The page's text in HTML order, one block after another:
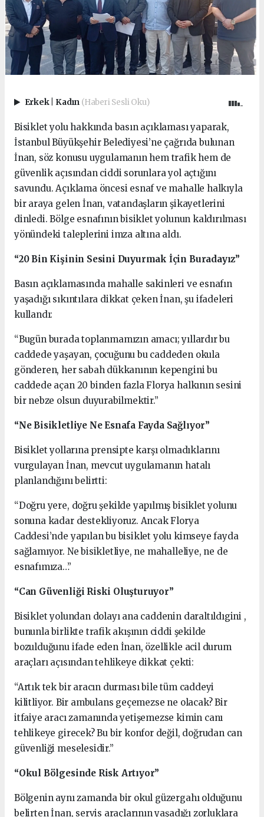
Erkek Kadın (Haberi Sesli Oku)
Bisiklet yolu hakkında basın açıklaması yaparak,
İstanbul Büyükşehir Belediyesi’ne çağrıda bulunan
İnan, söz konusu uygulamanın hem trafik hem de
güvenlik açısından ciddi sorunlara yol açtığını
savundu. Açıklama öncesi esnaf ve mahalle halkıyla
bir araya gelen İnan, vatandaşların şikayetlerini
dinledi. Bölge esnafının bisiklet yolunun kaldırılması
yönündeki taleplerini imza altına aldı.
“20 Bin Kişinin Sesini Duyurmak İçin Buradayız”
Basın açıklamasında mahalle sakinleri ve esnafın
yaşadığı sıkıntılara dikkat çeken İnan, şu ifadeleri
kullandı:
“Bugün burada toplanmamızın amacı; yıllardır bu
caddede yaşayan, çocuğunu bu caddeden okula
gönderen, her sabah dükkanının kepengini bu
caddede açan 20 binden fazla Florya halkının sesini
bir nebze olsun duyurabilmektir.”
“Ne Bisikletliye Ne Esnafa Fayda Sağlıyor”
Bisiklet yollarına prensipte karşı olmadıklarını
vurgulayan İnan, mevcut uygulamanın hatalı
planlandığını belirtti:
“Doğru yere, doğru şekilde yapılmış bisiklet yolunu
sonuna kadar destekliyoruz. Ancak Florya
Caddesi’nde yapılan bu bisiklet yolu kimseye fayda
sağlamıyor. Ne bisikletliye, ne mahalleliye, ne de
esnafımıza…”
“Can Güvenliği Riski Oluşturuyor”
Bisiklet yolundan dolayı ana caddenin daraltıldıgini ,
bununla birlikte trafik akışının ciddi şekilde
bozulduğunu ifade eden İnan, özellikle acil durum
araçları açısından tehlikeye dikkat çekti:
“Artık tek bir aracın durması bile tüm caddeyi
kilitliyor. Bir ambulans geçemezse ne olacak? Bir
itfaiye aracı zamanında yetişemezse kimin canı
tehlikeye girecek? Bu bir konfor değil, doğrudan can
güvenliği meselesidir.”
“Okul Bölgesinde Risk Artıyor”
Bölgenin aynı zamanda bir okul güzergahı olduğunu
belirten İnan, servis araçlarının yaşadığı zorluklara